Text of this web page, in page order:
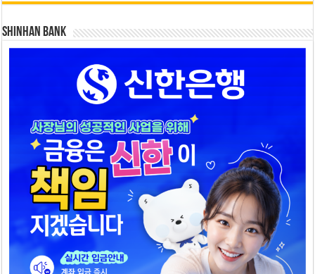
SHINHAN BANK